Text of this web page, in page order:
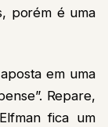
porém é uma
em uma
Repare,
fica um